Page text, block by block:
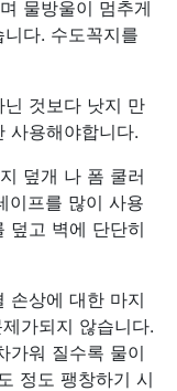
물방울이 멈추게
다. 수도꼭지를
것보다 낫지 만
사용해야합니다.
덮개 나 폼 쿨러
이프를 많이 사용
덮고 벽에 단단히
손상에 대한 마지
가되지 않습니다.
가워 질수록 물이
정도 팽창하기 시